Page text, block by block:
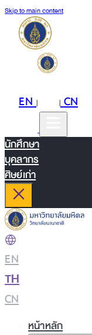
Skip to main content
EN| |CN
นักศึกษา
บุคลากร
ศิษย์เก่า
EN
TH
CN
หน้าหลัก